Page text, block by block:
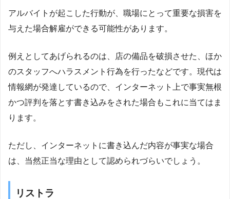
アルバイトが起こした行動が、職場にとって重要な損害を
与えた場合解雇ができる可能性があります。
例えとしてあげられるのは、店の備品を破損させた、ほか
のスタッフへハラスメント行為を行ったなどです。現代は
情報網が発達しているので、インターネット上で事実無根
かつ評判を落とす書き込みをされた場合もこれに当てはま
ります。
ただし、インターネットに書き込んだ内容が事実な場合
は、当然正当な理由として認められづらいでしょう。
リストラ